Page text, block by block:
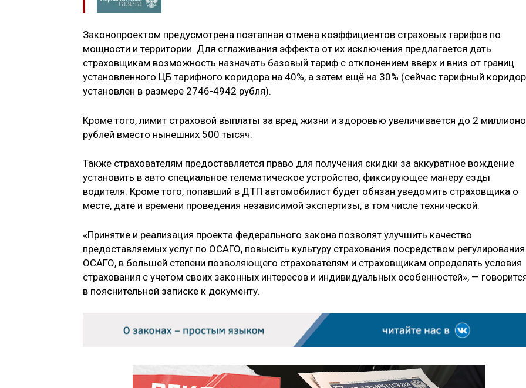
Законопроектом предусмотрена поэтапная отмена коэффициентов страховых тарифов по
мощности и территории. Для сглаживания эффекта от их исключения предлагается дать
страховщикам возможность назначать базовый тариф с отклонением вверх и вниз от границ
установленного ЦБ тарифного коридора на 40%, а затем ещё на 30% (сейчас тарифный коридор
установлен в размере 2746-4942 рубля).
Кроме того, лимит страховой выплаты за вред жизни и здоровью увеличивается до 2
рублей вместо нынешних 500 тысяч.
Также страхователям предоставляется право для получения скидки за аккуратное вождение
установить в авто специальное телематическое устройство, фиксирующее манеру езды
водителя. Кроме того, попавший в ДТП автомобилист будет обязан уведомить страховщика о
месте, дате и времени проведения независимой экспертизы, в том числе технической.
«Принятие и реализация проекта федерального закона позволят улучшить качество
предоставляемых услуг по ОСАГО, повысить культуру страхования посредством регулирования
ОСАГО, в большей степени позволяющего страхователям и страховщикам определять условия
страхования с учетом своих законных интересов и индивидуальных особенностей», —
в пояснительной записке к документу.